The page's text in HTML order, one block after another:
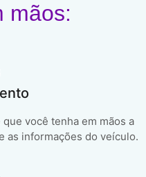
mãos:
você tenha em mãos a
as informações do veículo.